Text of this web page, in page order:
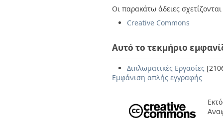
Οι παρακάτω άδειες
Creative Commons
Αυτό το τεκμήριο
Διπλωματικές Εργασίες
Εμφάνιση απλής εγγραφής